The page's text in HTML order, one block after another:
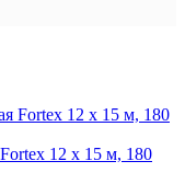
12 х 15 м, 180